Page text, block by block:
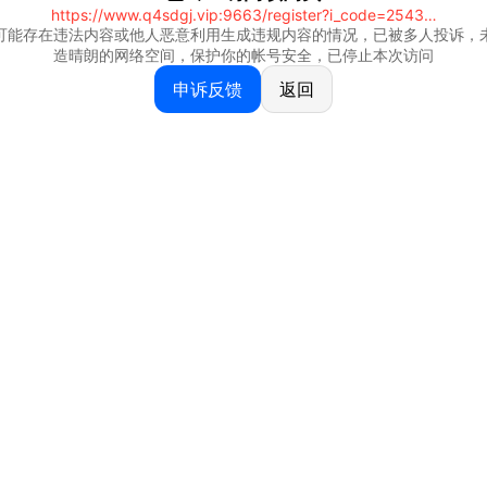
https://www.q4sdgj.vip:9663/register?i_code=25430844
能存在违法内容或他人恶意利用生成违规内容的情况，已被多人投诉，
造晴朗的网络空间，保护你的帐号安全，已停止本次访问
申诉反馈 返回